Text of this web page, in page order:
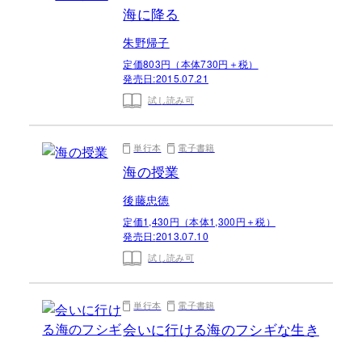
海に降る
朱野帰子
定価803円（本体730円＋税）
発売日:2015.07.21
試し読み可
単行本 電子書籍
海の授業
後藤忠徳
定価1,430円（本体1,300円＋税）
発売日:2013.07.10
試し読み可
単行本 電子書籍
会いに行ける海のフシギな生き